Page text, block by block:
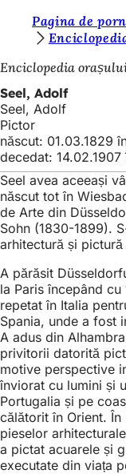
Salt la conținut
n
t
e
ț
i
a
i
c
i
:
Pagina de
Enciclopedia
Seel, Adolf
Seel, Adolf
Pictor
născut: 01.03.1829
decedat:
Seel avea aceeași
născut tot în
de Arte din
Sohn (1830-1899).
arhitectură și pictură
A părăsit
la Paris începând
repetat în Italia
Spania, unde a fost
A adus din
privitorii datorită
motive perspective
înviorat cu lumini și
Portugalia și pe
călătorit în Orient.
pieselor
a pictat acuarele și
executate din viața